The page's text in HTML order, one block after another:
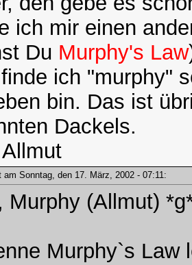
ich mir einen
Du Murphy's Law
ich "murphy"
bin. Das ist
Dackels.
am Sonntag, den 17. März, 2002 - 07:11:
Murphy (Allmut)
Murphy`s Law